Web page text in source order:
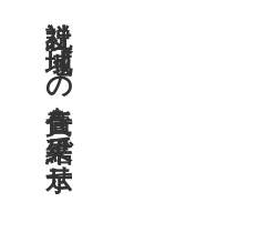
社説 地域への責任を結果で示せ